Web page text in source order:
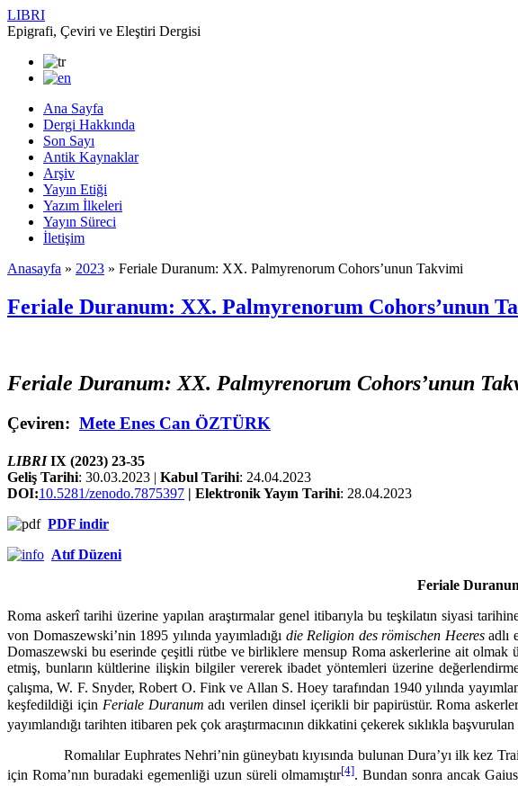
LIBRI
Epigrafi, Çeviri ve Eleştiri Dergisi
Ana Sayfa
Dergi Hakkında
Son Sayı
Antik Kaynaklar
Arşiv
Yayın Etiği
Yazım İlkeleri
Yayın Süreci
İletişim
Anasayfa » 2023 » Feriale Duranum: XX. Palmyrenorum Cohors’unun Takvimi
Feriale Duranum: XX. Palmyrenorum Cohors’unun
Feriale Duranum: XX. Palmyrenorum Cohors’unun
Çeviren: Mete Enes Can ÖZTÜRK
LIBRIIX (2023) 23-35
Geliş Tarihi: 30.03.2023 | Kabul Tarihi: 24.04.2023
DOI:10.5281/zenodo.7875397 | Elektronik Yayın Tarihi: 28.04.2023
PDF indir
Atıf Düzeni
Feriale
Roma askerî tarihi üzerine yapılan araştırmalar genel itibarıyla bu teşkilatın siyasi
von Domaszewski’nin 1895 yılında yayımladığı die Religion des römischen Heeresadlı
Domaszewski bu eserinde çeşitli rütbe ve birliklere mensup Roma asker­lerine ait olmak
etmiş, bunların kültlerine ilişkin bilgiler vererek ibadet yöntemleri üzerine
çalışma, W. F. Snyder, Robert O. Fink ve Allan S. Hoey tarafından 1940 yılında
keşfedildiği için Feriale Duranum adı verilen dinsel içerikli bir papirüstür. Roma
yayımlan­dığı tarihten itibaren pek çok araştırmacının dikkatini çekerek sıklıkla
Romalılar Euphrates Nehri’nin güneybatı kıyısında bulunan Dura’yı ilk kez
için Roma’nın buradaki egemenliği uzun süreli olmamıştır[4]. Bundan sonra ancak